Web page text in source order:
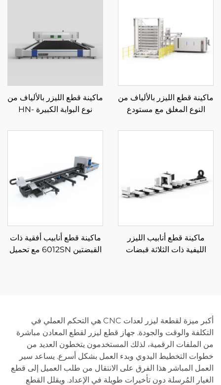
ماكينة قطع الليزر بالألياف من
النوع المغلق مع مستودع
3015HU
ماكينة قطع الليزر بالألياف من
نوع البوابة الكبيرة HN-
ماكينة قطع أنابيب الليزر
الليفية ذات الثلاثة قبضات
ماكينة قطع أنابيب أفقية ذات
القبضتين 6012SN مع تحميل
أكبر ميزة لقطعة ليزر لعدات CNC هي التحكم العملي في
التكلفة والوقت والجودة. جهاز قطع ليزر لقطع المعادن مباشرة
من الملفات الرقمية، لذلك المستخدمون يتخطون العديد من
خطوات التخطيط اليدوي وبدء العمل بشكل أسرع. يساعد سير
العمل المباشر هذا الفرق على الانتقال من طلب العميل إلى قطع
الغيار المُرسلة دون تأخيرات طويلة في الإعداد. ويقلل القطع